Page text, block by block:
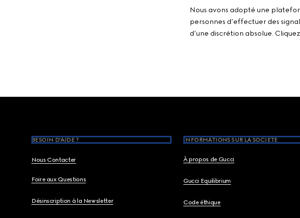
Nous avons adopté une
personnes d’effectuer des
d’une discrétion absolue. Cliquez
Footer
BESOIN D'AIDE ?
Nous Contacter
Foire aux Questions
Désinscription à la Newsletter
INFORMATIONS SUR LA SOCIETE
À propos de Gucci
Gucci Equilibrium
Code éthique